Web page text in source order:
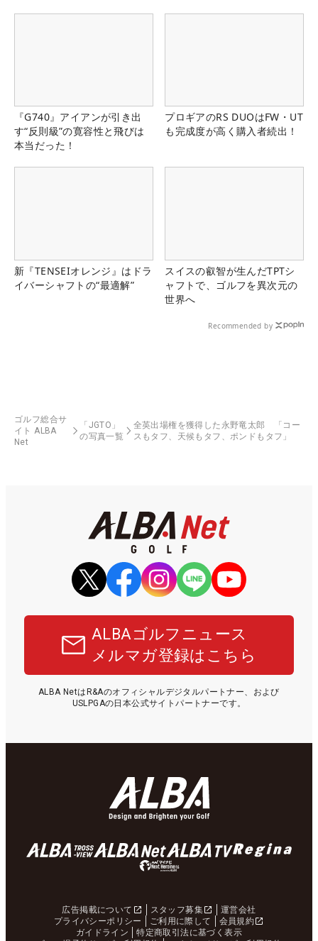
『G740』アイアンが引き出
す“反則級”の寛容性と飛びは
本当だった！
プロギアのRS DUOはFW・UT
も完成度が高く購入者続出！
新『TENSEIオレンジ』はドラ
イバーシャフトの“最適解”
スイスの叡智が生んだTPTシ
ャフトで、ゴルフを異次元の
世界へ
Recommended by
ゴルフ総合サ
イト ALBA
Net
「JGTO」
の写真一覧
全英出場権を獲得した永野竜太郎 「コー
スもタフ、天候もタフ、ポンドもタフ」
ALBAゴルフニュース
メルマガ登録はこちら
ALBA NetはR&Aのオフィシャルデジタルパートナー、および
USLPGAの日本公式サイトパートナーです。
広告掲載について スタッフ募集
運営会社
プライバシーポリシー
ご利用に際して
会員規約
ガイドライン
特定商取引法に基づく表示